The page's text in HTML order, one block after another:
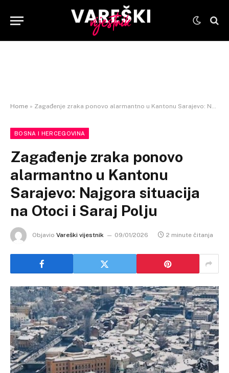
Home » Zagađenje zraka ponovo alarmantno u Kantonu Sarajevo: Najgora situacija na Otoci i Saraj Polju
BOSNA I HERCEGOVINA
Zagađenje zraka ponovo
alarmantno u Kantonu
Sarajevo: Najgora situacija
na Otoci i Saraj Polju
Objavio Vareški vijestnik 09/01/2026 2 minute čitanja